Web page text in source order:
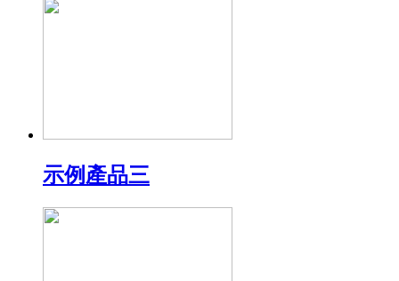
示例產品三